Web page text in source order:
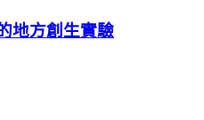
地方創生實驗